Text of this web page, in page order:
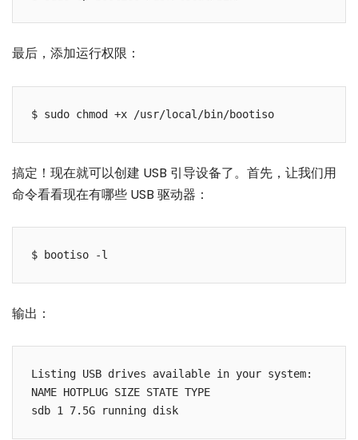
最后，添加运行权限：
搞定！现在就可以创建 USB 引导设备了。首先，让我们用
命令看看现在有哪些 USB 驱动器：
输出：
Listing USB drives available in your system:
NAME HOTPLUG SIZE STATE TYPE